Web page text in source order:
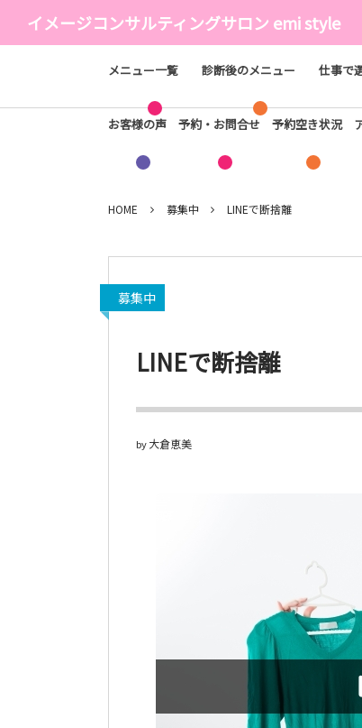
イメージコンサルティングサロン emi style
メニュー一覧 診断後のメニュー 仕事で
お客様の声 予約・お問合せ 予約空き状況
HOME 募集中 LINEで断捨離
募集中
LINEで断捨離
by大倉恵美